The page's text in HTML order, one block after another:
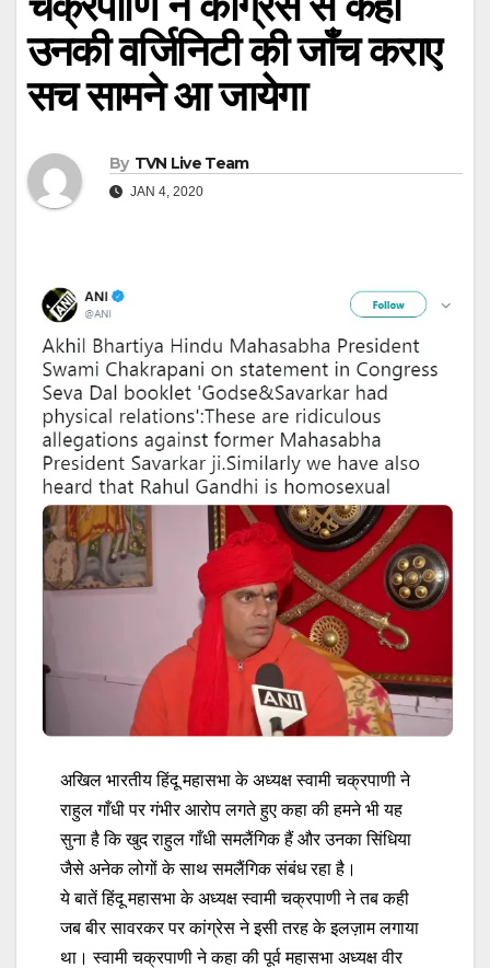
उनकी वर्जिनिटी की जाँच कराए
सच सामने आ जायेगा
By TVN Live Team
JAN 4, 2020
अखिल भारतीय हिंदू महासभा के अध्यक्ष स्वामी चक्रपाणी ने
राहुल गाँधी पर गंभीर आरोप लगते हुए कहा की हमने भी यह
सुना है कि खुद राहुल गाँधी समलैंगिक हैं और उनका सिंधिया
जैसे अनेक लोगों के साथ समलैंगिक संबंध रहा है।
ये बातें हिंदू महासभा के अध्यक्ष स्वामी चक्रपाणी ने तब कही
जब बीर सावरकर पर कांग्रेस ने इसी तरह के इलज़ाम लगाया
था। स्वामी चक्रपाणी ने कहा की पूर्व महासभा अध्यक्ष वीर